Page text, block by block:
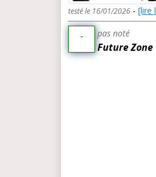
testé le 16/01/2026 - [lire
- pas noté
Future Zone